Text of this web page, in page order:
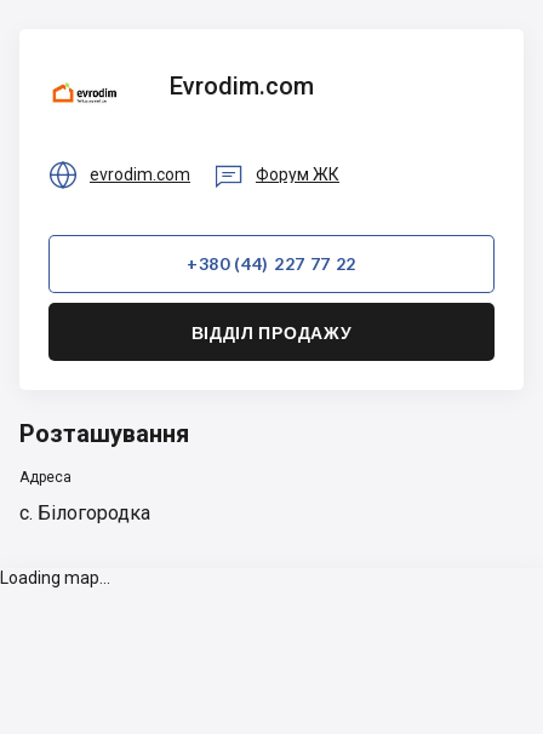
Evrodim.com
 evrodim.com  Форум ЖК
+380 (44) 227 77 22
ВІДДІЛ ПРОДАЖУ
Розташування
Адреса
с. Білогородка
Loading map...